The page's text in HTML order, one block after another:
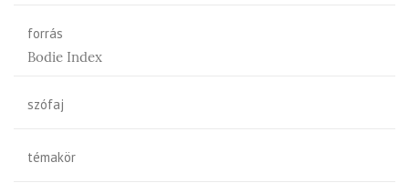
forrás
Bodie Index
szófaj
témakör